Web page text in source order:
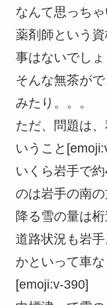
なんて思っち
薬剤師という
事はないでしょ
そんな無茶が
みたり。。。
ただ、問題は
いうこと
いくら岩手で
のは岩手の南の
降る雪の量は
道路状況も岩手
かといって車
[emoji:v-390]